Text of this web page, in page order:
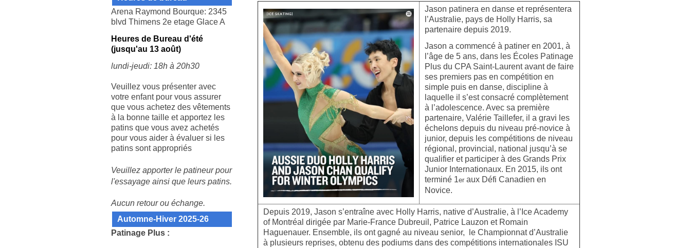
Arena Raymond Bourque: 2345
blvd Thimens 2e etage Glace A
Heures de Bureau d'été
(jusqu'au 13 août)
lundi-jeudi: 18h à 20h30
Veuillez vous présenter avec
votre enfant pour vous assurer
que vous achetez des vêtements
à la bonne taille et apportez les
patins que vous avez achetés
pour vous aider à évaluer si les
patins sont appropriés
Veuillez apporter le patineur pour
l'essayage ainsi que leurs patins.
Aucun retour ou échange.
Automne-Hiver 2025-26
Patinage Plus :
Jason patinera en danse et représentera
l’Australie, pays de Holly Harris, sa
partenaire depuis 2019.
Jason a commencé à patiner en 2001, à
l’âge de 5 ans, dans les Écoles Patinage
Plus du CPA Saint-Laurent avant de faire
ses premiers pas en compétition en
simple puis en danse, discipline à
laquelle il s’est consacré complètement
à l’adolescence. Avec sa première
partenaire, Valérie Taillefer, il a gravi les
échelons depuis du niveau pré-novice à
junior, depuis les compétitions de niveau
régional, provincial, national jusqu’à se
qualifier et participer à des Grands Prix
Junior Internationaux. En 2015, ils ont
terminé 1er aux Défi Canadien en
Novice.
Depuis 2019, Jason s’entraîne avec Holly Harris, native d’Australie, à l’Ice Academy
of Montréal dirigée par Marie-France Dubreuil, Patrice Lauzon et Romain
Haguenauer. Ensemble, ils ont gagné au niveau senior, le Championnat d’Australie
à plusieurs reprises, obtenu des podiums dans des compétitions internationales ISU